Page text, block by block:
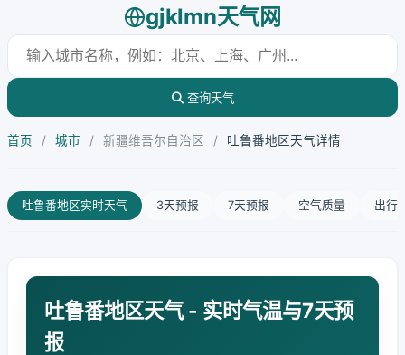
gjklmn天气网
查询天气
首页 / 城市 / 新疆维吾尔自治区 / 吐鲁番地区天气详情
吐鲁番地区实时天气 3天预报 7天预报 空气质量 出行
吐鲁番地区天气 - 实时气温与7天预
报